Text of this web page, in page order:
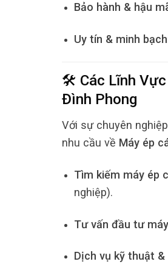
Bảo hành & hậu
Uy tín & minh
🛠️ Các Lĩnh Vực
Đình Phong
Với sự chuyên
nhu cầu về Máy ép
Tìm kiếm máy ép
nghiệp).
Tư vấn đầu tư
Dịch vụ kỹ thuật